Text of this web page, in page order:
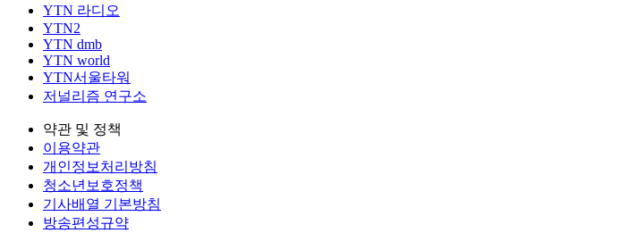
YTN 라디오
YTN2
YTN dmb
YTN world
YTN서울타워
저널리즘 연구소
약관 및 정책
이용약관
개인정보처리방침
청소년보호정책
기사배열 기본방침
방송편성규약